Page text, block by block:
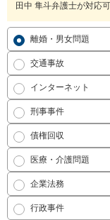
田中 隼斗弁護士が対応
離婚・男女問題
交通事故
インターネット
刑事事件
債権回収
医療・介護問題
企業法務
行政事件